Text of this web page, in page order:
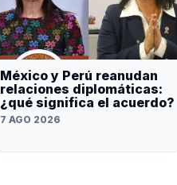
México y Perú reanudan
relaciones diplomáticas:
¿qué significa el acuerdo?
7 AGO 2026